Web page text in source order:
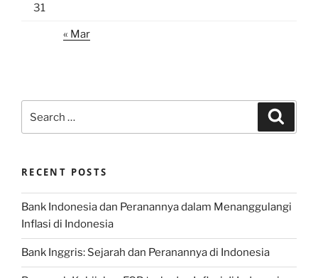
31
« Mar
for:
RECENT POSTS
Bank Indonesia dan Peranannya dalam Menanggulangi
Inflasi di Indonesia
Bank Inggris: Sejarah dan Peranannya di Indonesia